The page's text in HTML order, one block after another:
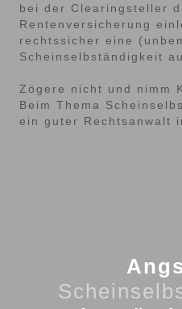
bei der Clearingsteller
Rentenversicherung
rechtssicher eine
Scheinselbständigkeit
Zögere nicht und nimm
Beim Thema
ein guter Rechtsanwalt